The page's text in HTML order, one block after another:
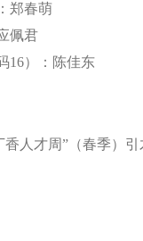
郑春萌
佩君
16）：陈佳东
香人才周”（春季）